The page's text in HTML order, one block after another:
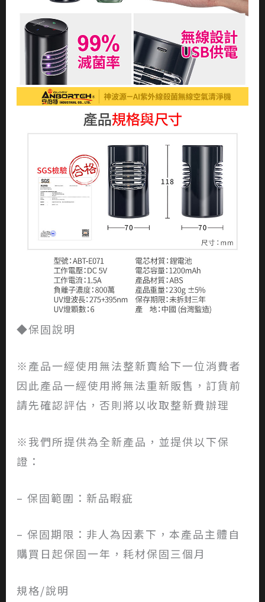
◆保固說明
※產品一經使用無法整新賣給下一位消費者
因此產品一經使用將無法重新販售，訂貨前
請先確認評估，否則將以收取整新費辦理
※我們所提供為全新產品，並提供以下保
證：
– 保固範圍：新品暇疵
– 保固期限：非人為因素下，本產品主體自
購買日起保固一年，耗材保固三個月
規格/說明